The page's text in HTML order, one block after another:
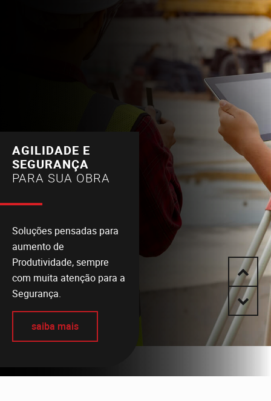
AGILIDADE E
SEGURANÇA
PARA SUA OBRA
Soluções pensadas para
aumento de
Produtividade, sempre
com muita atenção para a
Segurança.
saiba mais